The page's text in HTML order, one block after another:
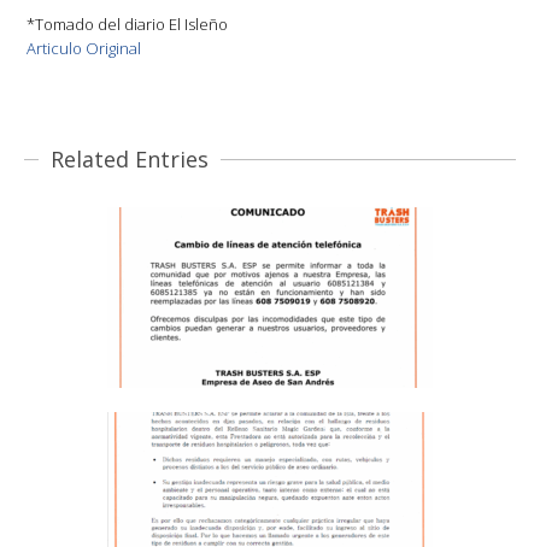
*Tomado del diario El Isleño
Articulo Original
Related Entries
COMUNICADO – CAMBIO DE
LINEAS DE ATENCIÓN
TELEFÓNICA
COMUNICADO – RESIDUOS
HOSPITALARIOS
BASURAS, COMUNIDAD